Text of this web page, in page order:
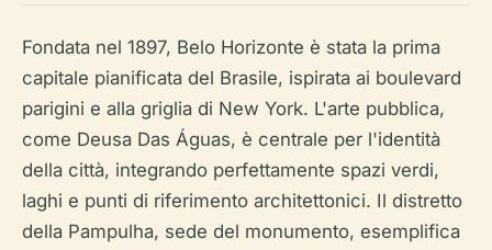
Fondata nel 1897, Belo Horizonte è stata la prima
capitale pianificata del Brasile, ispirata ai boulevard
parigini e alla griglia di New York. L'arte pubblica,
come Deusa Das Águas, è centrale per l'identità
della città, integrando perfettamente spazi verdi,
laghi e punti di riferimento architettonici. Il distretto
della Pampulha, sede del monumento, esemplifica